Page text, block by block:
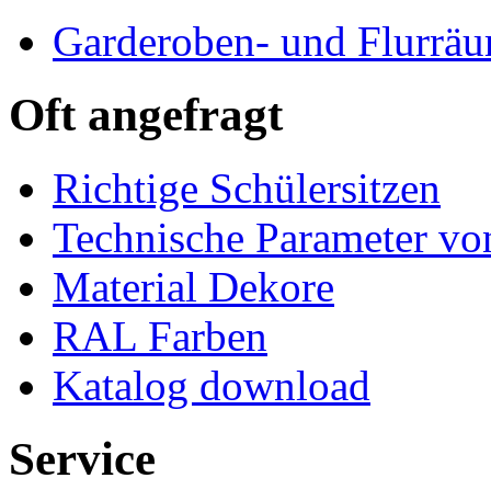
Garderoben- und
Oft angefragt
Richtige Schülersitzen
Technische Parameter
Material Dekore
RAL Farben
Katalog download
Service